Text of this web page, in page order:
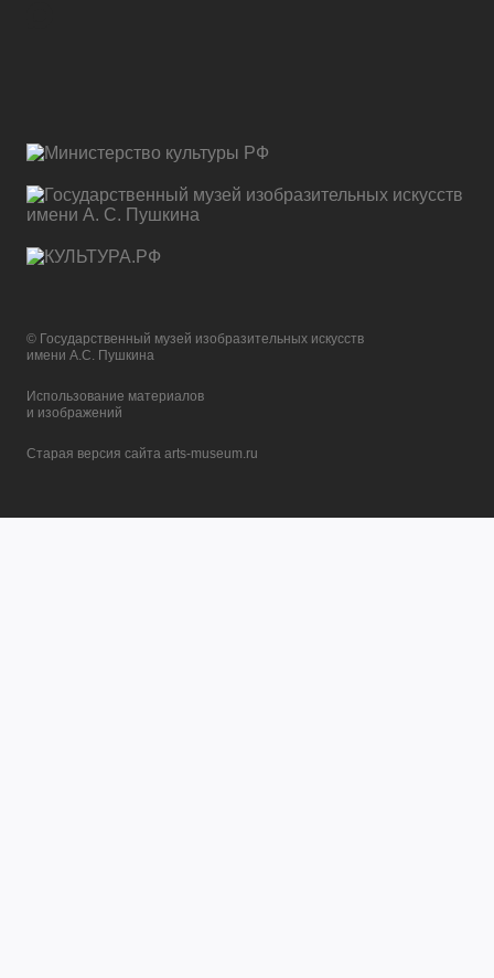
© Государственный музей изобразительных искусств
имени А.С. Пушкина
Использование материалов
и изображений
Старая версия сайта arts-museum.ru